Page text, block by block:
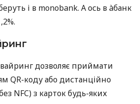
і в monobank. А ось в àбанк
дозволяє приймати
QR-коду або дистанційно
NFC) з карток будь-яких